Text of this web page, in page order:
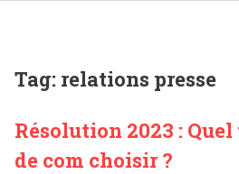
Tag: relations presse
Résolution 2023 : Quel
de com choisir ?